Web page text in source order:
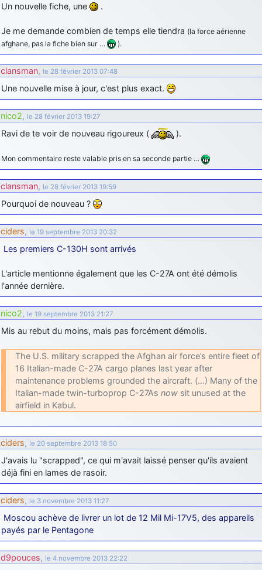
Un nouvelle fiche, une .
Je me demande combien de temps elle tiendra (la force aérienne
afghane, pas la fiche bien sur …
).
clansman, le 28 février 2013 07:48
Une nouvelle mise à jour, c'est plus exact.
nico2, le 28 février 2013 19:27
Ravi de te voir de nouveau rigoureux ( ).
Mon commentaire reste valable pris en sa seconde partie …
clansman, le 28 février 2013 19:59
Pourquoi de nouveau ?
ciders, le 19 septembre 2013 20:32
Les premiers C-130H sont arrivés
L'article mentionne également que les C-27A ont été démolis
l'année dernière.
nico2, le 19 septembre 2013 21:27
Mis au rebut du moins, mais pas forcément démolis.
The U.S. military scrapped the Afghan air force’s entire fleet of
16 Italian-made C-27A cargo planes last year after
maintenance problems grounded the aircraft. (…) Many of the
Italian-made twin-turboprop C-27As now sit unused at the
airfield in Kabul.
ciders, le 20 septembre 2013 18:50
J'avais lu "scrapped", ce qui m'avait laissé penser qu'ils avaient
déjà fini en lames de rasoir.
ciders, le 3 novembre 2013 11:27
Moscou achève de livrer un lot de 12 Mil Mi-17V5, des appareils
payés par le Pentagone
d9pouces, le 4 novembre 2013 22:22